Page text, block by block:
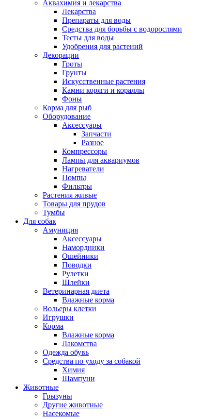
Аквахимия и лекарства
Лекарства
Препараты для воды
Средства для борьбы с водорослями
Тесты для воды
Удобрения для растений
Декорации
Гроты
Грунты
Искусственные растения
Камни коряги и кораллы
Фоны
Корма для рыб
Оборудование
Аксессуары
Запчасти
Разное
Компрессоры
Лампы для аквариумов
Нагреватели
Помпы
Фильтры
Растения живые
Товары для прудов
Тумбы
Для собак
Амуниция
Аксессуары
Намордники
Ошейники
Поводки
Рулетки
Шлейки
Ветеринарная диета
Влажные корма
Вольеры клетки
Игрушки
Корма
Влажные корма
Лакомства
Одежда обувь
Средства по уходу за собакой
Химия
Шампуни
Животные
Грызуны
Другие животные
Насекомые